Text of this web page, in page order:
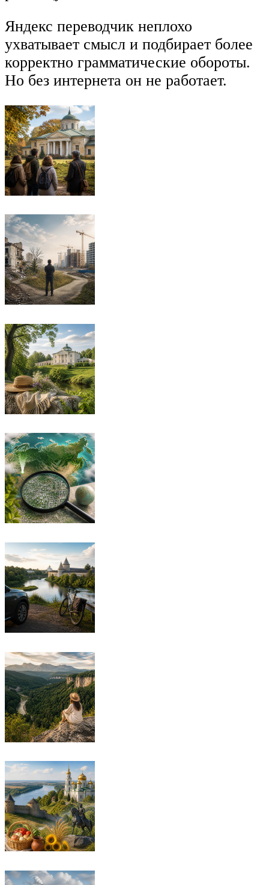
Яндекс переводчик неплохо
ухватывает смысл и подбирает более
корректно грамматические обороты.
Но без интернета он не работает.